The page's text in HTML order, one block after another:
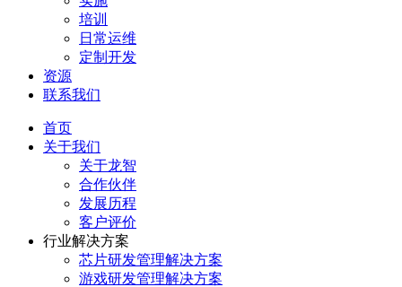
培训
日常运维
定制开发
资源
联系我们
首页
关于我们
关于龙智
合作伙伴
发展历程
客户评价
行业解决方案
芯片研发管理解决方案
游戏研发管理解决方案